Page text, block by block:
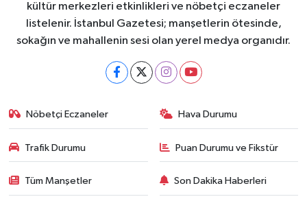
kültür merkezleri etkinlikleri ve nöbetçi eczaneler
listelenir. İstanbul Gazetesi; manşetlerin ötesinde,
sokağın ve mahallenin sesi olan yerel medya organıdır.
Nöbetçi Eczaneler Hava Durumu
Trafik Durumu Puan Durumu ve Fikstür
Tüm Manşetler Son Dakika Haberleri